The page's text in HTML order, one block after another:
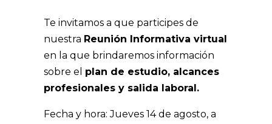
Te invitamos a que participes de
nuestra Reunión Informativa virtual
en la que brindaremos información
sobre el plan de estudio, alcances
profesionales y salida laboral.
Fecha y hora: Jueves 14 de agosto, a